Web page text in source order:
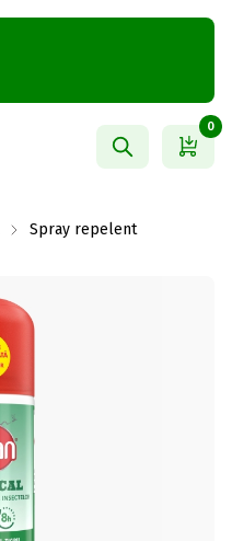
0
Spray repelent